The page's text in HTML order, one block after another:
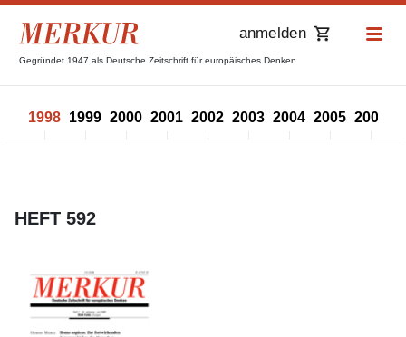
Gegründet 1947 als Deutsche Zeitschrift für europäisches Denken
anmelden
1998 1999 2000 2001 2002 2003 2004 2005 2006
HEFT 592